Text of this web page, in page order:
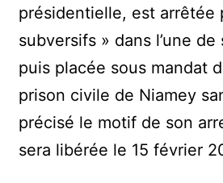
présidentielle, est arrêtée
subversifs » dans l’une
puis placée sous mandat
prison civile de Niamey
précisé le motif de son
sera libérée le 15 février